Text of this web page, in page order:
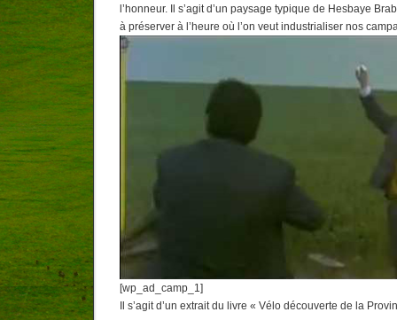
l’honneur. Il s’agit d’un paysage typique de Hesbaye
à préserver à l’heure où l’on veut industrialiser nos
[wp_ad_camp_1]
Il s’agit d’un extrait du livre « Vélo découverte de la